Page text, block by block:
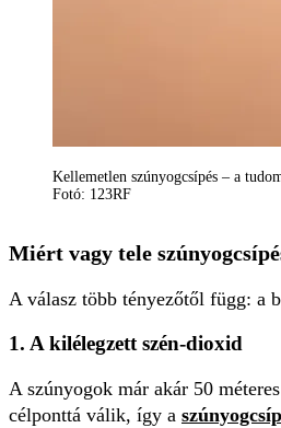
Kellemetlen szúnyogcsípés – a
Fotó: 123RF
Miért vagy tele
A válasz több tényezőtől függ: a
1. A kilélegzett szén-dioxid
A szúnyogok már akár 50
célponttá válik, így a